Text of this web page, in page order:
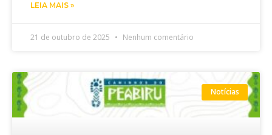
LEIA MAIS »
21 de outubro de 2025 Nenhum comentário
Notícias